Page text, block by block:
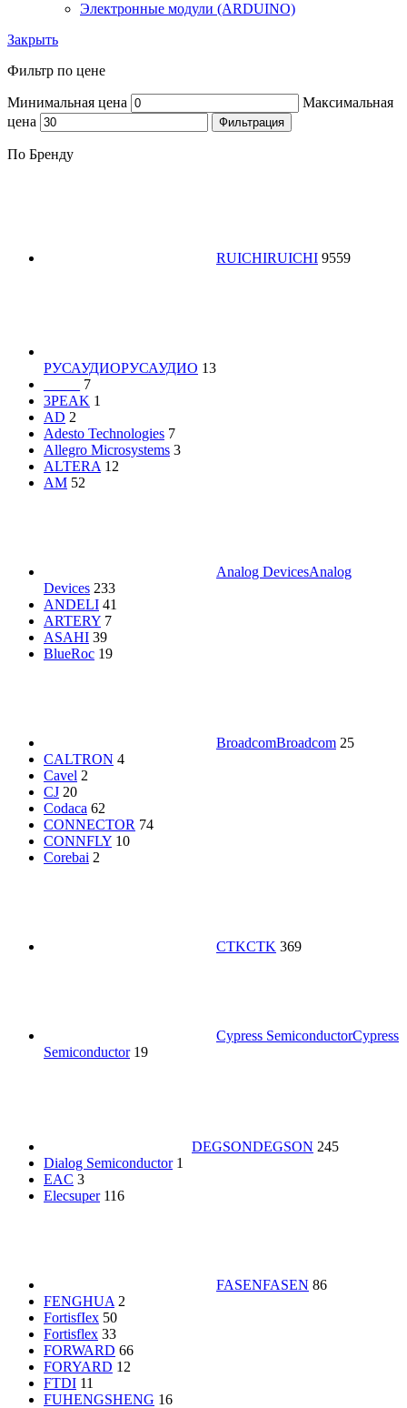
Электронные модули (ARDUINO)
Закрыть
Фильтр по цене
Минимальная цена
Максимальная
цена
Фильтрация
По Бренду
RUICHIRUICHI 9559
РУСАУДИОРУСАУДИО 13
7
3PEAK 1
AD 2
Adesto Technologies 7
Allegro Microsystems 3
ALTERA 12
AM 52
Analog DevicesAnalog
Devices 233
ANDELI 41
ARTERY 7
ASAHI 39
BlueRoc 19
BroadcomBroadcom 25
CALTRON 4
Cavel 2
CJ 20
Codaca 62
CONNECTOR 74
CONNFLY 10
Corebai 2
CTKCTK 369
Cypress SemiconductorCypress
Semiconductor 19
DEGSONDEGSON 245
Dialog Semiconductor 1
EAC 3
Elecsuper 116
FASENFASEN 86
FENGHUA 2
FortisfIex 50
Fortisflex 33
FORWARD 66
FORYARD 12
FTDI 11
FUHENGSHENG 16